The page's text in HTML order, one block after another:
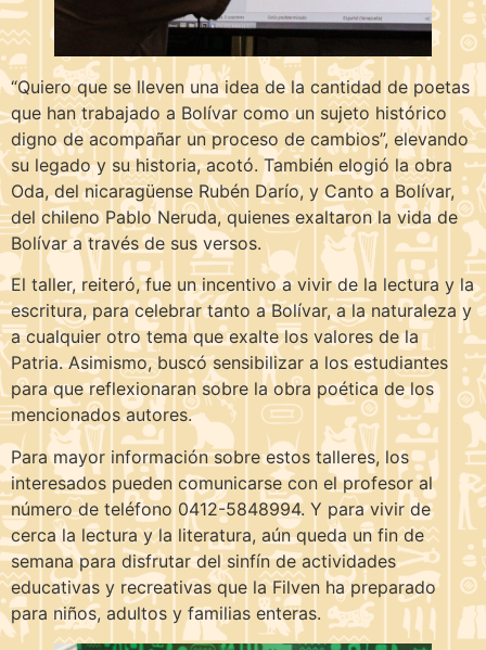
“Quiero que se lleven una idea de la cantidad de poetas
que han trabajado a Bolívar como un sujeto histórico
digno de acompañar un proceso de cambios”, elevando
su legado y su historia, acotó. También elogió la obra
Oda, del nicaragüense Rubén Darío, y Canto a Bolívar,
del chileno Pablo Neruda, quienes exaltaron la vida de
Bolívar a través de sus versos.
El taller, reiteró, fue un incentivo a vivir de la lectura y la
escritura, para celebrar tanto a Bolívar, a la naturaleza y
a cualquier otro tema que exalte los valores de la
Patria. Asimismo, buscó sensibilizar a los estudiantes
para que reflexionaran sobre la obra poética de los
mencionados autores.
Para mayor información sobre estos talleres, los
interesados pueden comunicarse con el profesor al
número de teléfono 0412-5848994. Y para vivir de
cerca la lectura y la literatura, aún queda un fin de
semana para disfrutar del sinfín de actividades
educativas y recreativas que la Filven ha preparado
para niños, adultos y familias enteras.